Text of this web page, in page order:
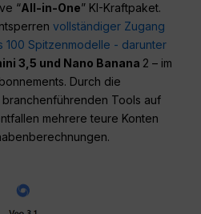
“All-in-One” KI-Kraftpaket.
vollständiger Zugang
100 Spitzenmodelle - darunter
3,5 und Nano Banana 2 – im
Durch die
Tools auf
mehrere teure Konten